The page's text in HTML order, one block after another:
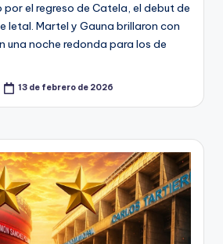
el regreso de Catela, el debut de
letal. Martel y Gauna brillaron con
una noche redonda para los de
13 de febrero de 2026